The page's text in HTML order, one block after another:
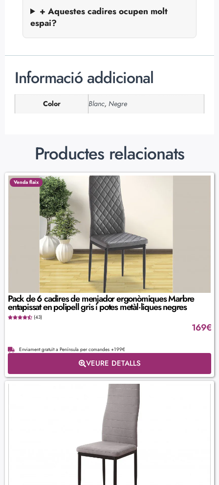
+ Aquestes cadires ocupen molt
espai?
Informació addicional
Color Blanc, Negre
Productes relacionats
Venda flaix
Pack de 6 cadires de menjador ergonòmiques Marbre
entapissat en polipell gris i potes metàl·liques negres
(43)
169€
Enviament gratuït a Península per comandes +199€
VEURE DETALLS